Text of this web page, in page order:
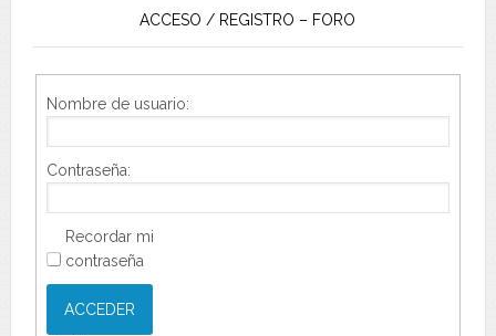
ACCESO / REGISTRO – FORO
Nombre de usuario:
Contraseña:
Recordar mi
contraseña
ACCEDER